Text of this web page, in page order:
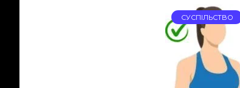
СУСПІЛЬСТВО